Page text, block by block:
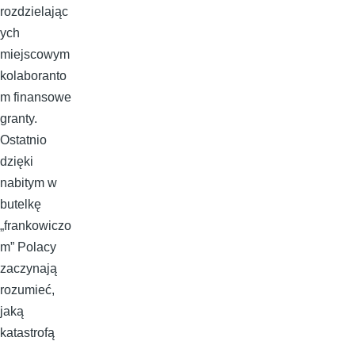
rozdzielając
ych
miejscowym
kolaboranto
m finansowe
granty.
Ostatnio
dzięki
nabitym w
butelkę
„frankowiczo
m” Polacy
zaczynają
rozumieć,
jaką
katastrofą